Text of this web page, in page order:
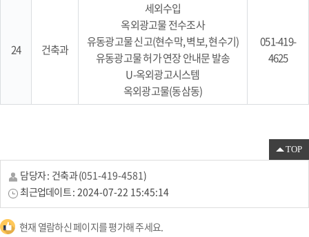
24 건축과
세외수입
옥외광고물 전수조사
유동광고물 신고(현수막, 벽보, 현수기)
유동광고물 허가 연장 안내문 발송
U-옥외광고시스템
옥외광고물(동삼동)
051-419-
4625
TOP
담당자 : 건축과(051-419-4581)
최근업데이트 : 2024-07-22 15:45:14
현재 열람하신 페이지를 평가해 주세요.